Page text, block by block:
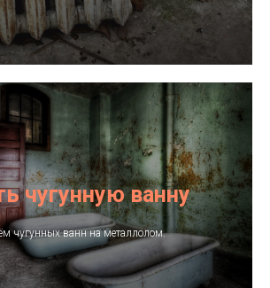
чугунную ванну
чугунных ванн на металлолом.
Демонтажные